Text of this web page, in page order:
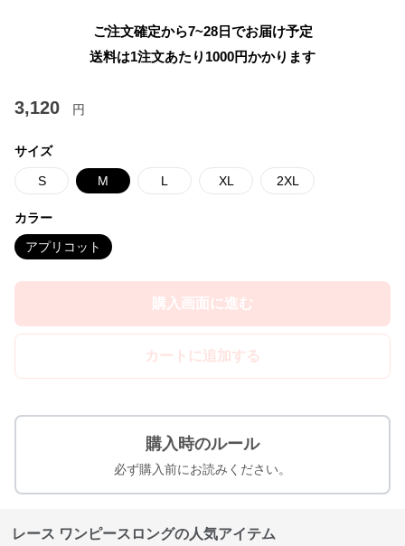
ご注文確定から7~28日でお届け予定
送料は1注文あたり 1000円かかります
3,120 円
サイズ
S M L XL 2XL
カラー
アプリコット
購入画面に進む
カートに追加する
購入時のルール
必ず購入前にお読みください。
レース ワンピースロングの人気アイテム